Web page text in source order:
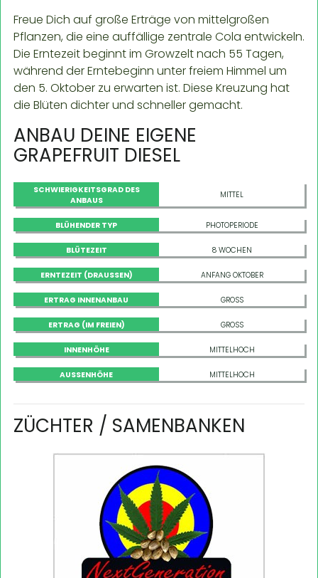
Freue Dich auf große Erträge von mittelgroßen
Pflanzen, die eine auffällige zentrale Cola entwickeln.
Die Erntezeit beginnt im Growzelt nach 55 Tagen,
während der Erntebeginn unter freiem Himmel um
den 5. Oktober zu erwarten ist. Diese Kreuzung hat
die Blüten dichter und schneller gemacht.
ANBAU DEINE EIGENE
GRAPEFRUIT DIESEL
SCHWIERIGKEITSGRAD DES
ANBAUS
MITTEL
BLÜHENDER TYP PHOTOPERIODE
BLÜTEZEIT 8 WOCHEN
ERNTEZEIT (DRAUSSEN) ANFANG OKTOBER
ERTRAG INNENANBAU GROSS
ERTRAG (IM FREIEN) GROSS
INNENHÖHE MITTELHOCH
AUSSENHÖHE MITTELHOCH
ZÜCHTER / SAMENBANKEN